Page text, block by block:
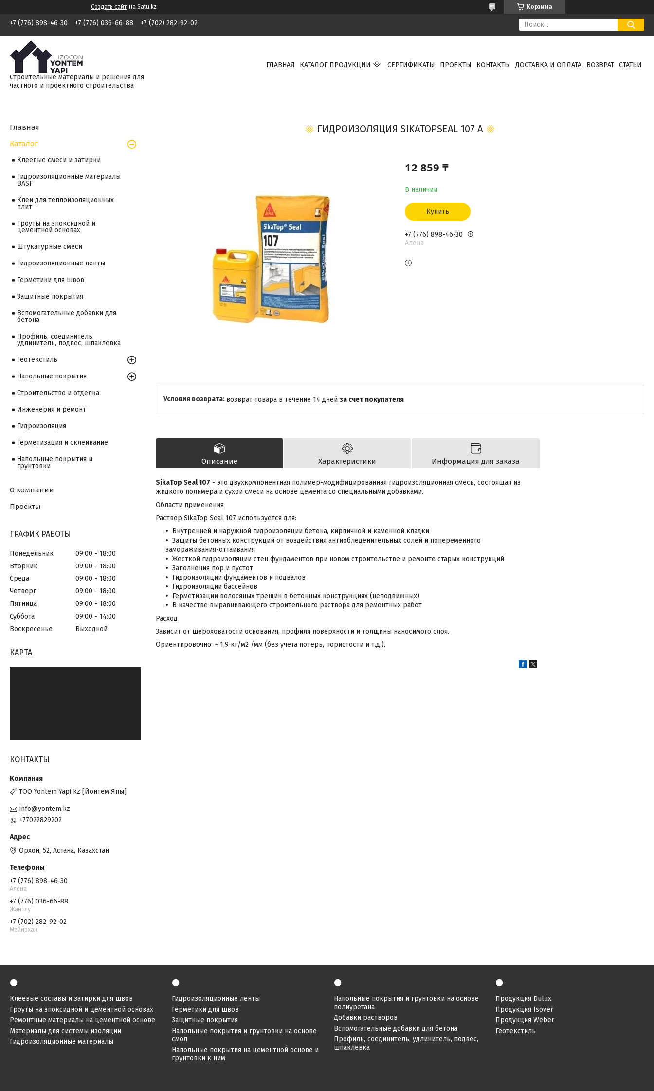
Создать сайт на Satu.kz Корзина
+7 (776) 898-46-30 +7 (776) 036-66-88 +7 (702) 282-92-02
Строительные материалы и решения для
частного и проектного строительства
ГЛАВНАЯ КАТАЛОГ ПРОДУКЦИИ СЕРТИФИКАТЫ ПРОЕКТЫ КОНТАКТЫ ДОСТАВКА И ОПЛАТА ВОЗВРАТ СТАТЬИ
ГИДРОИЗОЛЯЦИЯ SIKATOPSEAL 107 A
12 859 ₸
В наличии
Купить
+7 (776) 898-46-30
Алёна
возврат товара в течение 14 дней за счет покупателя
Описание Характеристики Информация для заказа
SikaTop Seal 107 - это двухкомпонентная полимер-модифицированная гидроизоляционная смесь, состоящая из
жидкого полимера и сухой смеси на основе цемента со специальными добавками.
Области применения
Раствор SikaTop Seal 107 используется для:
Внутренней и наружной гидроизоляции бетона, кирпичной и каменной кладки
Защиты бетонных конструкций от воздействия антиобледенительных солей и попеременного
замораживания-оттаивания
Жесткой гидроизоляции стен фундаментов при новом строительстве и ремонте старых конструкций
Заполнения пор и пустот
Гидроизоляции фундаментов и подвалов
Гидроизоляции бассейнов
Герметизации волосяных трещин в бетонных конструкциях (неподвижных)
В качестве выравнивающего строительного раствора для ремонтных работ
Расход
Зависит от шероховатости основания, профиля поверхности и толщины наносимого слоя.
Ориентировочно: ~ 1,9 кг/м2 /мм (без учета потерь, пористости и т.д.).
Главная
Каталог
Клеевые смеси и затирки
Гидроизоляционные материалы
BASF
Клеи для теплоизоляционных
плит
Гроуты на эпоксидной и
цементной основах
Штукатурные смеси
Гидроизоляционные ленты
Герметики для швов
Защитные покрытия
Вспомогательные добавки для
бетона
Профиль, соединитель,
удлинитель, подвес, шпаклевка
Геотекстиль
Напольные покрытия
Строительство и отделка
Инженерия и ремонт
Гидроизоляция
Герметизация и склеивание
Напольные покрытия и
грунтовки
О компании
Проекты
ГРАФИК РАБОТЫ
Понедельник 09:00
18:00
Вторник
09:00
18:00
Среда
09:00
18:00
Четверг
09:00
18:00
Пятница
09:00
18:00
Суббота
09:00
14:00
Воскресенье
Выходной
КАРТА
КОНТАКТЫ
ТОО Yontem Yapi kz [Йонтем Япы]
info@yontem.kz
+77022829202
Орхон, 52, Астана, Казахстан
+7 (776) 898-46-30
Алёна
+7 (776) 036-66-88
Жанслу
+7 (702) 282-92-02
Мейирхан
⚫
Клеевые составы и затирки для швов
Гроуты на эпоксидной и цементной основах
Ремонтные материалы на цементной основе
Материалы для системы изоляции
Гидроизоляционные материалы
⚫
Гидроизоляционные ленты
Герметики для швов
Защитные покрытия
Напольные покрытия и грунтовки на основе
смол
Напольные покрытия на цементной основе и
грунтовки к ним
⚫
Напольные покрытия и грунтовки на основе
полиуретана
Добавки растворов
Вспомогательные добавки для бетона
Профиль, соединитель, удлинитель, подвес,
шпаклевка
⚫
Продукция Dulux
Продукция Isover
Продукция Weber
Геотекстиль